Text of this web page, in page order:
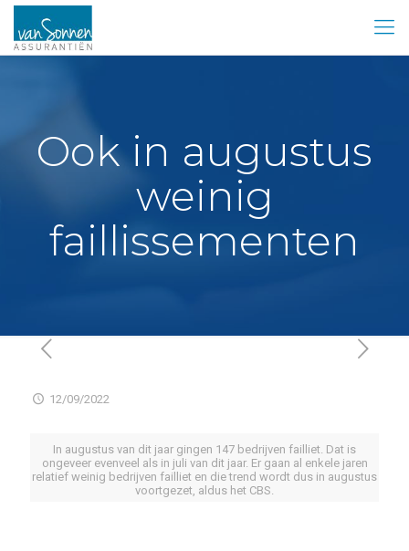
Ook in augustus
weinig
faillissementen
12/09/2022
In augustus van dit jaar gingen 147 bedrijven failliet. Dat is
ongeveer evenveel als in juli van dit jaar. Er gaan al enkele jaren
relatief weinig bedrijven failliet en die trend wordt dus in augustus
voortgezet, aldus het CBS.